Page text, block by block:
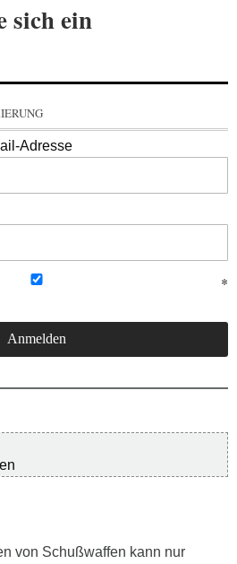
sich ein
Adresse
von Schußwaffen kann nur